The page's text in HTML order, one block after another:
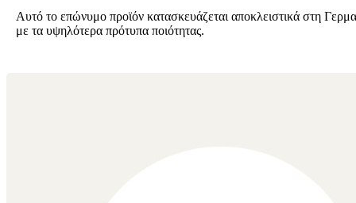
Αυτό το επώνυμο προϊόν κατασκευάζεται αποκλειστικά στη
με τα υψηλότερα πρότυπα ποιότητας.